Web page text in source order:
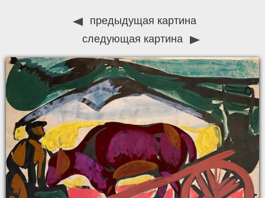
предыдущая картина
следующая картина